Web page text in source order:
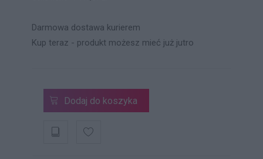
Darmowa dostawa kurierem
Kup teraz - produkt możesz mieć już jutro
Dodaj do koszyka